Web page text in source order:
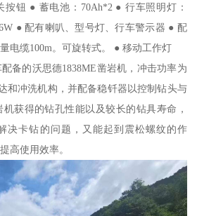
按钮 ● 蓄电池：70Ah*2 ● 行车照明灯：
● 配有喇叭、型号灯、行车警示器 ● 配
电缆100m。可旋转式。 ● 移动工作灯
备的沃思德1838ME凿岩机，冲击功率为
和冲洗机构，并配备稳钎器以控制钻头与
获得的钻孔性能以及较长的钻具寿命，
决卡钻的问题，又能起到震松螺纹的作
高使用效率。